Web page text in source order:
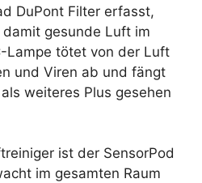
DuPont Filter erfasst,
gesunde Luft im
Lampe tötet von der Luft
und Viren ab und fängt
weiteres Plus gesehen
ist der SensorPod
im gesamten Raum